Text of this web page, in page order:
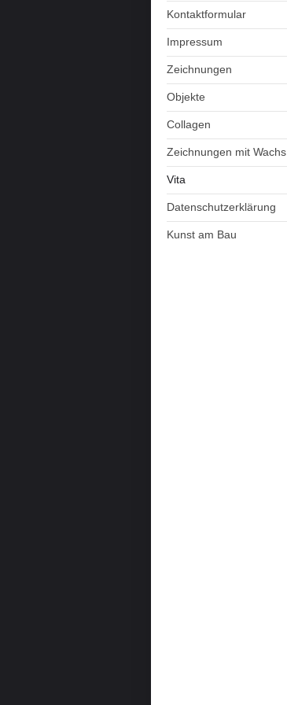
Kontaktformular
Impressum
Zeichnungen
Objekte
Collagen
Zeichnungen mit Wachs
Vita
Datenschutzerklärung
Kunst am Bau